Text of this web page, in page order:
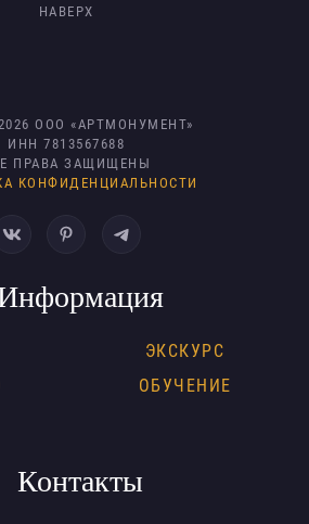
НАВЕРХ
ООО «АРТМОНУМЕНТ»
ИНН 7813567688
ПРАВА ЗАЩИЩЕНЫ
КОНФИДЕНЦИАЛЬНОСТИ
ЭКСКУРС
ОБУЧЕНИЕ
Контакты